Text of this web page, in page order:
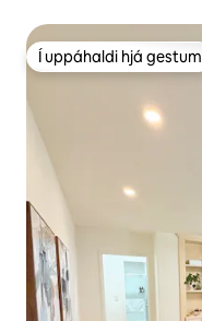
Í uppáhaldi hjá gestum
Í uppáhaldi hjá gestum